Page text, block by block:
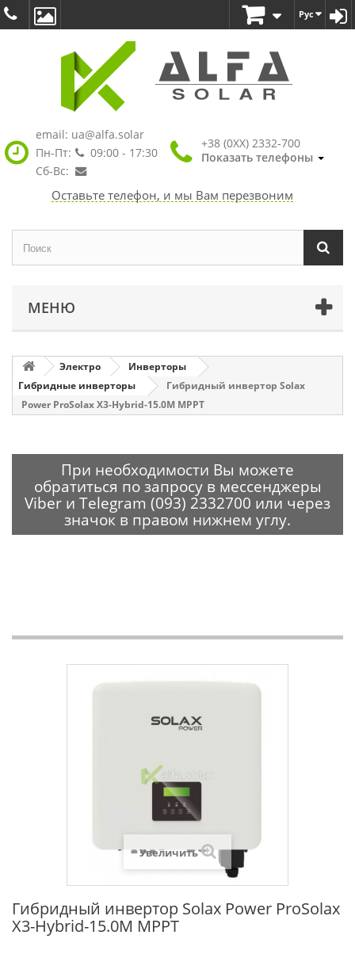
Рус
email: ua@alfa.solar
Пн-Пт:
09:00 - 17:30
Сб-Вс:
+38 (0XX) 2332-700
Показать телефоны
Оставьте телефон, и мы Вам перезвоним
МЕНЮ
Электро
Инверторы
Гибридные инверторы
Гибридный инвертор Solax
Power ProSolax X3-Hybrid-15.0М MРPT
При необходимости Вы можете
обратиться по запросу в мессенджеры
Viber и Telegram (093) 2332700 или через
значок в правом нижнем углу.
Увеличить
Гибридный инвертор Solax Power ProSolax
X3-Hybrid-15.0М MРPT